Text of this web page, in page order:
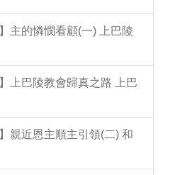
主的憐憫看顧(一) 上巴陵
上巴陵教會歸真之路 上巴
親近恩主順主引領(二) 和